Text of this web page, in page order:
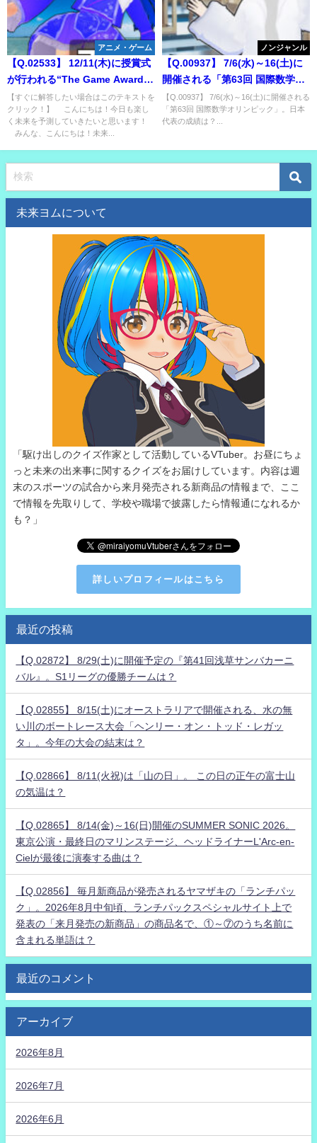
アニメ・ゲーム
【Q.02533】 12/11(木)に授賞式
が行われる“The Game Awards
2025”。今年度の“Game of the
Year”に選ばれるのは？
【すぐに解答したい場合はこのテキストを
クリック！】 こんにちは！今日も楽し
く未来を予測していきたいと思います！
みんな、こんにちは！未来...
ノンジャンル
【Q.00937】 7/6(水)～16(土)に
開催される「第63回 国際数学オ
リンピック」。日本代表の成績
は？
【Q.00937】 7/6(水)～16(土)に開催される
「第63回 国際数学オリンピック」。日本
代表の成績は？...
未来ヨムについて
「駆け出しのクイズ作家として活動しているVTuber。お昼にちょ
っと未来の出来事に関するクイズをお届けしています。内容は週
末のスポーツの試合から来月発売される新商品の情報まで、ここ
で情報を先取りして、学校や職場で披露したら情報通になれるか
も？」
詳しいプロフィールはこちら
最近の投稿
【Q.02872】 8/29(土)に開催予定の『第41回浅草サンバカーニ
バル』。S1リーグの優勝チームは？
【Q.02855】 8/15(土)にオーストラリアで開催される、水の無
い川のボートレース大会「ヘンリー・オン・トッド・レガッ
タ」。今年の大会の結末は？
【Q.02866】 8/11(火祝)は「山の日」。 この日の正午の富士山
の気温は？
【Q.02865】 8/14(金)～16(日)開催のSUMMER SONIC 2026。
東京公演・最終日のマリンステージ、ヘッドライナーL'Arc-en-
Cielが最後に演奏する曲は？
【Q.02856】 毎月新商品が発売されるヤマザキの「ランチパッ
ク」。2026年8月中旬頃、ランチパックスペシャルサイト上で
発表の「来月発売の新商品」の商品名で、①～⑦のうち名前に
含まれる単語は？
最近のコメント
アーカイブ
2026年8月
2026年7月
2026年6月